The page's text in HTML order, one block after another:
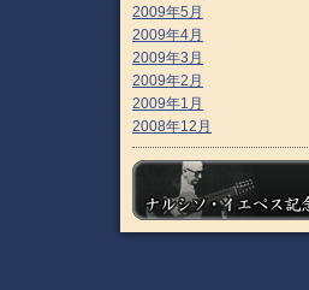
2009年5月
2009年4月
2009年3月
2009年2月
2009年1月
2008年12月